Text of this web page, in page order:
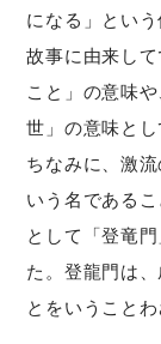
になる」とい
故事に由来し
こと」の意味
世」の意味とし
ちなみに、激
いう名である
として「登竜
た。登龍門は
とをいうことわ